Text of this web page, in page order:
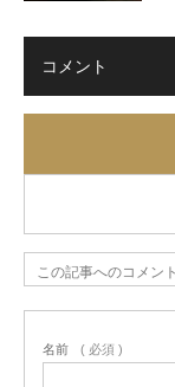
コメント
この記事へのコメン
名前 ( 必須 )